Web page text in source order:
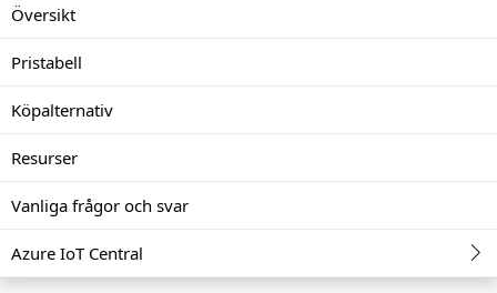
Översikt
Pristabell
Köpalternativ
Resurser
Vanliga frågor och svar
Azure IoT Central